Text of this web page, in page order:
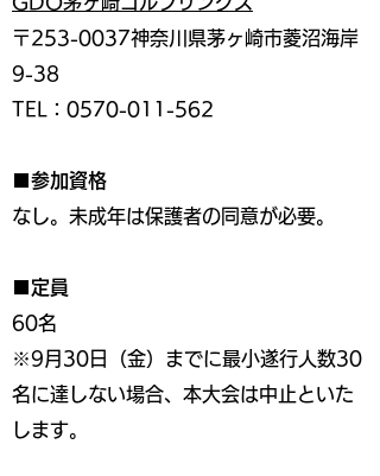
〒253-0037神奈川県茅ヶ崎市菱沼海岸
9-38
TEL：0570-011-562
■参加資格
なし。未成年は保護者の同意が必要。
■定員
60名
※9月30日（金）までに最小遂行人数30
名に達しない場合、本大会は中止といた
します。